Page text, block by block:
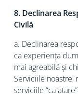
8. Declinarea
Civilă
a. Declinarea
ca experiența
mai agreabilă și
Serviciile noastre,
serviciile “ca